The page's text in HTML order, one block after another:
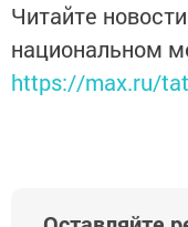
Читайте
национальном
https://max.ru/